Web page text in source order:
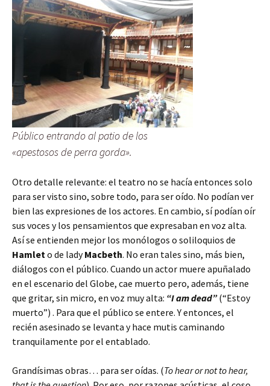
Público entrando al patio de los
«apestosos de perra gorda».
Otro detalle relevante: el teatro no se hacía entonces solo
para ser visto sino, sobre todo, para ser oído. No podían ver
bien las expresiones de los actores. En cambio, sí podían oír
sus voces y los pensamientos que expresaban en voz alta.
Así se entienden mejor los monólogos o soliloquios de
Hamlet o de ladyMacbeth. No eran tales sino, más bien,
diálogos con el público. Cuando un actor muere apuñalado
en el escenario del Globe, cae muerto pero, además, tiene
que gritar, sin micro, en voz muy alta: “I am dead”(“Estoy
muerto”) . Para que el público se entere. Y entonces, el
recién asesinado se levanta y hace mutis caminando
tranquilamente por el entablado.
Grandísimas obras… para ser oídas. (To hear or not to hear,